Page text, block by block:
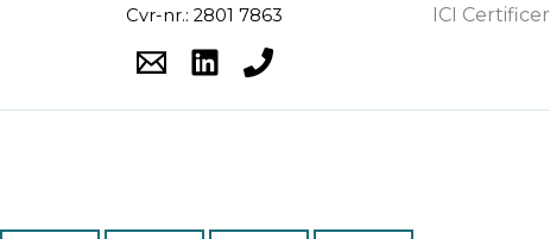
Cvr-nr.: 2801 7863
ICI